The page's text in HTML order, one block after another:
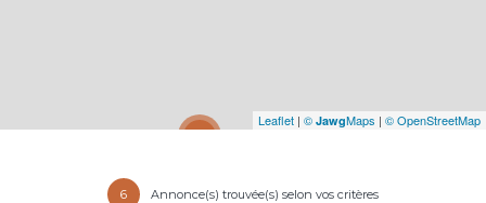
31
Leaflet | © JawgMaps | © OpenStreetMap
6 Annonce(s) trouvée(s) selon vos critères